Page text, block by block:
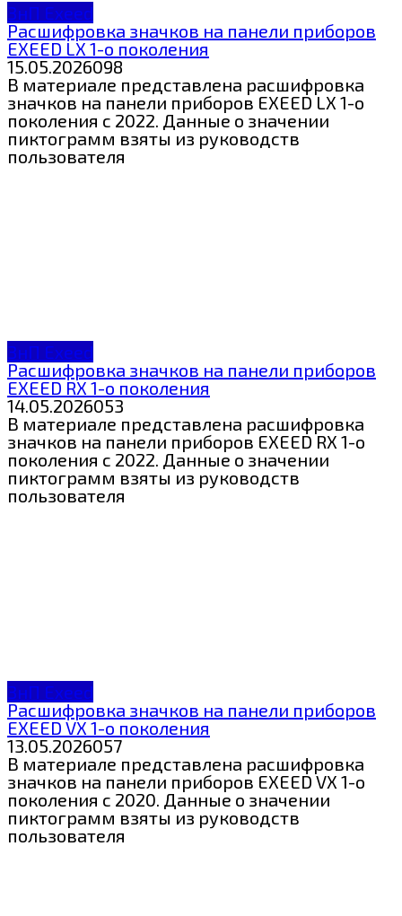
ЗнП Exeed
Расшифровка значков на панели приборов
EXEED LX 1-о поколения
15.05.2026098
В материале представлена расшифровка
значков на панели приборов EXEED LX 1-о
поколения с 2022. Данные о значении
пиктограмм взяты из руководств
пользователя
ЗнП Exeed
Расшифровка значков на панели приборов
EXEED RX 1-о поколения
14.05.2026053
В материале представлена расшифровка
значков на панели приборов EXEED RX 1-о
поколения с 2022. Данные о значении
пиктограмм взяты из руководств
пользователя
ЗнП Exeed
Расшифровка значков на панели приборов
EXEED VX 1-о поколения
13.05.2026057
В материале представлена расшифровка
значков на панели приборов EXEED VX 1-о
поколения с 2020. Данные о значении
пиктограмм взяты из руководств
пользователя